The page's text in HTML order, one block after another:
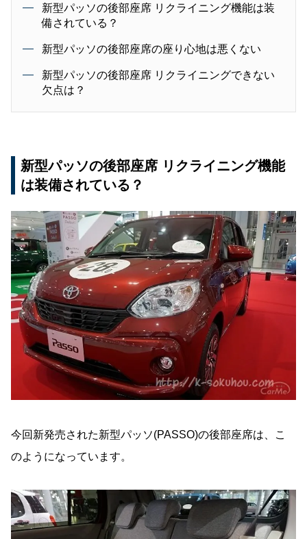
新型パッソの後部座席 リクライニング機能は装
備されている？
新型パッソの後部座席の座り心地は悪くない
新型パッソの後部座席 リクライニングできない
欠点は？
新型パッソの後部座席 リクライニング機能
は装備されている？
今回新発売された新型パッソ(PASSO)の後部座席は、こ
のようになっています。